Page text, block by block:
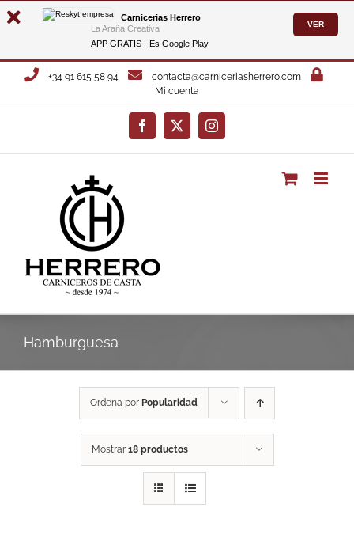
Carnicerias Herrero
La Araña Creativa
APP GRATIS - Es Google Play
VER
Saltar
+34 91 615 58 94
contacta@carniceriasherrero.com
Mi cuenta
Facebook
X Instagram
Hamburguesa
Ordena por Popularidad
Mostrar 18 productos